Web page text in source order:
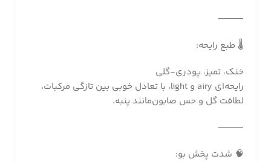
⸻
🌡️ طبع رایحه:
خنک، تمیز، پودری-گلی
رایحه‌ای airy و light، با تعادل خوبی بین تازگی مرکبات،
لطافت گل و حس صابون‌مانند پنبه.
⸻
🧠 شدت پخش بو: